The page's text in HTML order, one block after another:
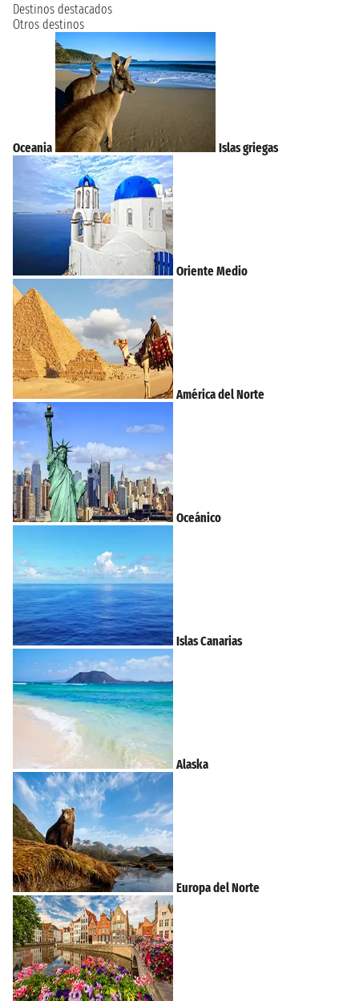
Destinos destacados
Otros destinos
Oceania Islas griegas
Oriente Medio
América del Norte
Oceánico
Islas Canarias
Alaska
Europa del Norte